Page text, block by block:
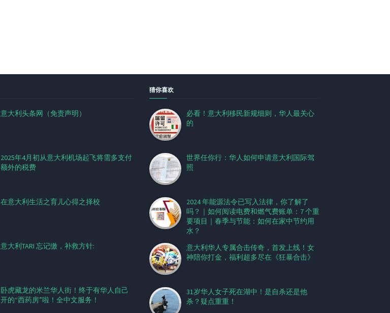
意大利头条网（免责声明）
2025年4月初从意大利机场起飞将需多支付
额外的税费
在意大利生活之育儿心得之择校
意大利TARI 忘记缴，补救方针:
卧虎藏龙的米兰华人街！终于有华人自己
开的“西药房”啦！全中文服务！
猜你喜欢
必看！意大利移民新规细则，华人最关心
的
世界任你行：华人如何申请意大利国际驾
照
2024 年能源法令已写入法律，你了解了
吗？｜如何阅读电费和燃气费账单：7 个重
要项目｜春季与节能：如何在家中节约用
水？
意大利华人专属合击传奇，首发上线！女
神陪你打金，福利超多尽在《狂暴合击》
31岁华人女子死在湖中！是自杀还是他
杀？疑点重重！